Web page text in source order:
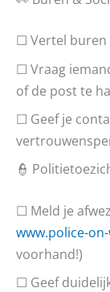
☐ Vertel buren
☐ Vraag
of de post te
☐ Geef je
👮
☐ Meld je
www.police-
voorhand!)
☐ Geef